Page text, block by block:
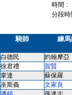
時間 :
分段
騎師 練
白德民 約翰摩亞
徐君禮 賀賢
韋達 蘇保羅
巫斯義 文家良